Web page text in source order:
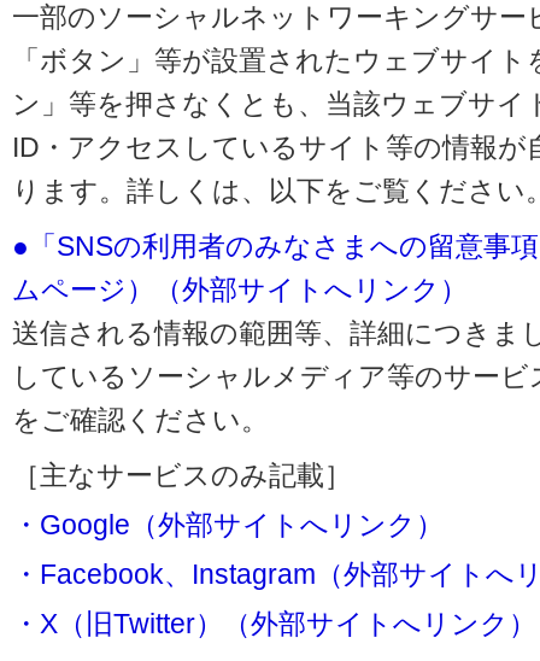
一部のソーシャルネットワーキングサー
「ボタン」等が設置されたウェブサイ
ン」等を押さなくとも、当該ウェブサイ
ID・アクセスしているサイト等の情報
ります。詳しくは、以下をご覧ください
●「SNSの利用者のみなさまへの留意事
ムページ）（外部サイトへリンク）
送信される情報の範囲等、詳細につきま
しているソーシャルメディア等のサー
をご確認ください。
［主なサービスのみ記載］
・Google（外部サイトへリンク）
・Facebook、Instagram（外部サイトへ
・X（旧Twitter）（外部サイトへリンク）